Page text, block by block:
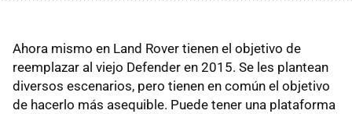
Ahora mismo en Land Rover tienen el objetivo de
reemplazar al viejo Defender en 2015. Se les plantean
diversos escenarios, pero tienen en común el objetivo
de hacerlo más asequible. Puede tener una plataforma